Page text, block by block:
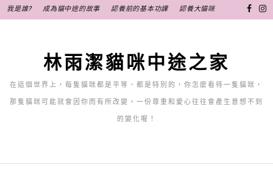
至
我是誰? 成為貓中途的故事 認養前的基本功課 認養大貓咪
林雨潔貓咪中途之家
在這個世界上，每隻貓咪都是平等、都是特別的，你怎麼看待一隻貓咪，
那隻貓咪可能就會因你而有所改變，一份尊重和愛心往往會產生意想不到
的變化喔！